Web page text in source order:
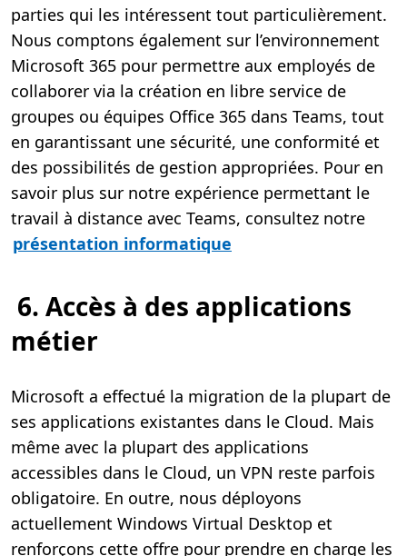
parties qui les intéressent tout particulièrement.
Nous comptons également sur l’environnement
Microsoft 365 pour permettre aux employés de
collaborer via la création en libre service de
groupes ou équipes Office 365 dans Teams, tout
en garantissant une sécurité, une conformité et
des possibilités de gestion appropriées. Pour en
savoir plus sur notre expérience permettant le
travail à distance avec Teams, consultez notre
présentation informatique
6. Accès à des applications
métier
Microsoft a effectué la migration de la plupart de
ses applications existantes dans le Cloud. Mais
même avec la plupart des applications
accessibles dans le Cloud, un VPN reste parfois
obligatoire. En outre, nous déployons
actuellement Windows Virtual Desktop et
renforçons cette offre pour prendre en charge les